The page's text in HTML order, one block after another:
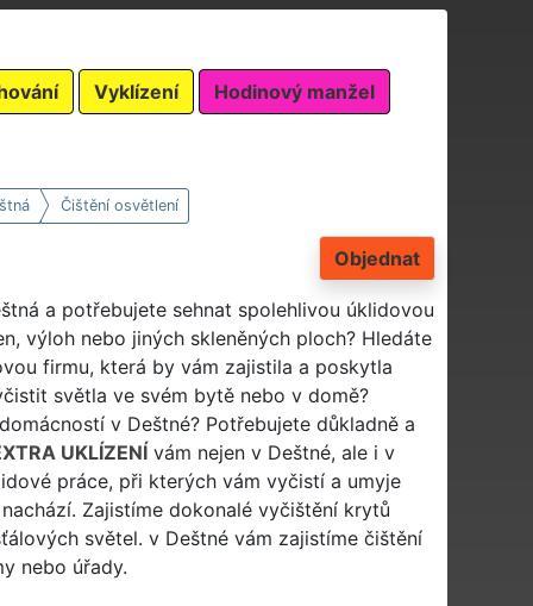
Vyklízení Hodinový manžel
Čištění osvětlení
Objednat
a potřebujete sehnat spolehlivou úklidovou
výloh nebo jiných skleněných ploch? Hledáte
firmu, která by vám zajistila a poskytla
světla ve svém bytě nebo v domě?
v Deštné? Potřebujete důkladně a
UKLÍZENÍvám nejen v Deštné, ale i v
práce, při kterých vám vyčistí a umyje
Zajistíme dokonalé vyčištění krytů
světel. v Deštné vám zajistíme čištění
nebo úřady.